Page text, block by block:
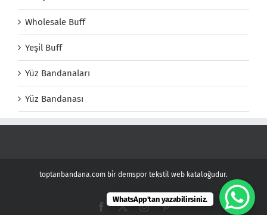
Wholesale Buff
Yeşil Buff
Yüz Bandanaları
Yüz Bandanası
toptanbandana.com bir demspor tekstil web kataloğudur.
Facebook
X InstagramPinterest
WhatsApp'tan yazabilirsiniz.